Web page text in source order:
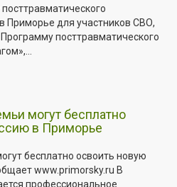
Приморье для участников СВО,
посттравматического
могут бесплатно
в Приморье
бесплатно освоить новую
www.primorsky.ru В
профессиональное